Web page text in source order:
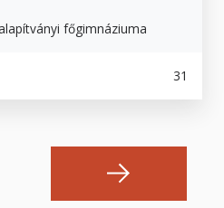
főgimnáziuma
31